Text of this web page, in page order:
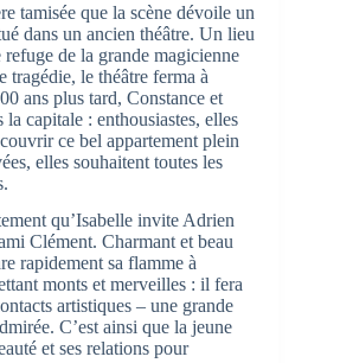
tamisée que la scène dévoile un
dans un ancien théâtre. Un lieu
de la grande magicienne
tragédie, le théâtre ferma à
ans plus tard, Constance et
capitale : enthousiastes, elles
ce bel appartement plein
elles souhaitent toutes les
qu’Isabelle invite Adrien
Clément. Charmant et beau
rapidement sa flamme à
monts et merveilles : il fera
artistiques – une grande
C’est ainsi que la jeune
et ses relations pour